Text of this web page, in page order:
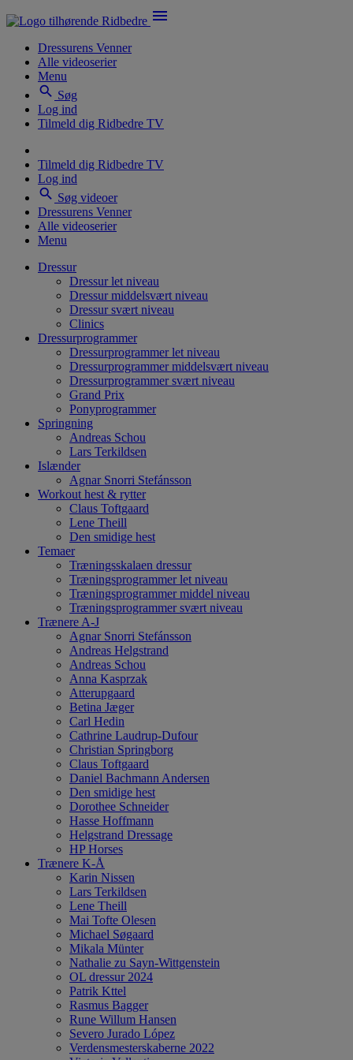
menu
Dressurens Venner
Alle videoserier
Menu
search Søg
Log ind
Tilmeld dig Ridbedre TV
Tilmeld dig Ridbedre TV
Log ind
search Søg videoer
Dressurens Venner
Alle videoserier
Menu
Dressur
Dressur let niveau
Dressur middelsvært niveau
Dressur svært niveau
Clinics
Dressurprogrammer
Dressurprogrammer let niveau
Dressurprogrammer middelsvært niveau
Dressurprogrammer svært niveau
Grand Prix
Ponyprogrammer
Springning
Andreas Schou
Lars Terkildsen
Islænder
Agnar Snorri Stefánsson
Workout hest & rytter
Claus Toftgaard
Lene Theill
Den smidige hest
Temaer
Træningsskalaen dressur
Træningsprogrammer let niveau
Træningsprogrammer middel niveau
Træningsprogrammer svært niveau
Trænere A-J
Agnar Snorri Stefánsson
Andreas Helgstrand
Andreas Schou
Anna Kasprzak
Atterupgaard
Betina Jæger
Carl Hedin
Cathrine Laudrup-Dufour
Christian Springborg
Claus Toftgaard
Daniel Bachmann Andersen
Den smidige hest
Dorothee Schneider
Hasse Hoffmann
Helgstrand Dressage
HP Horses
Trænere K-Å
Karin Nissen
Lars Terkildsen
Lene Theill
Mai Tofte Olesen
Michael Søgaard
Mikala Münter
Nathalie zu Sayn-Wittgenstein
OL dressur 2024
Patrik Kttel
Rasmus Bagger
Rune Willum Hansen
Severo Jurado López
Verdensmesterskaberne 2022